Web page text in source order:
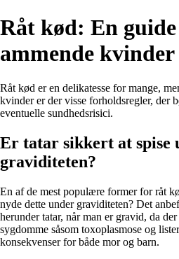
Råt kød: En
ammende kvinder
Råt kød er en delikatesse for mange,
kvinder er der visse forholdsregler, der
eventuelle sundhedsrisici.
Er tatar sikkert at spise
graviditeten?
En af de mest populære former for råt
nyde dette under graviditeten? Det
herunder tatar, når man er gravid, da
sygdomme såsom toxoplasmose og
konsekvenser for både mor og barn.